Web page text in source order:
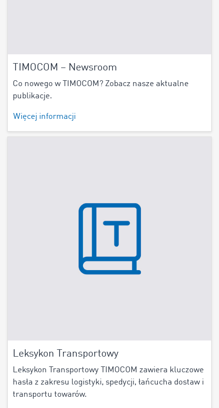
TIMOCOM – Newsroom
Co nowego w TIMOCOM? Zobacz nasze aktualne
publikacje.
Więcej informacji
Leksykon Transportowy
Leksykon Transportowy TIMOCOM zawiera kluczowe
hasła z zakresu logistyki, spedycji, łańcucha dostaw i
transportu towarów.